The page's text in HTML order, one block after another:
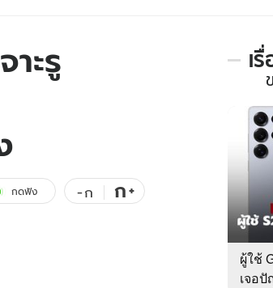
WeTV
Exclusive WeTV
ะรู
กดฟัง -ก ก+
เ
เรื่อง
สัปดาห์
Tech
Update
ผู้ใช้
เจอ